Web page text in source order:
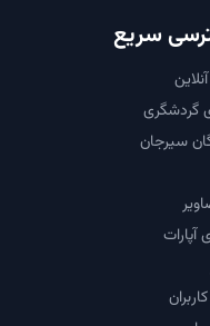
سریع
گردشگری
سیرجان
آپارات